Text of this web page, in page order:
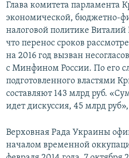
Глава комитета парламента
экономической, бюджетно-
налоговой политике
что перенос сроков
на 2016 год вызван
с Минфином России. По его
подготовленного властями
составляют 143 млрд руб.
идет дискуссия, 45 млрд
Верховная Рада Украины
началом временной